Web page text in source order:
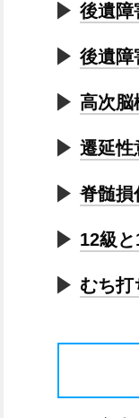
後遺障
後遺障
高次脳
遷延性
脊髄損
12級
むち打